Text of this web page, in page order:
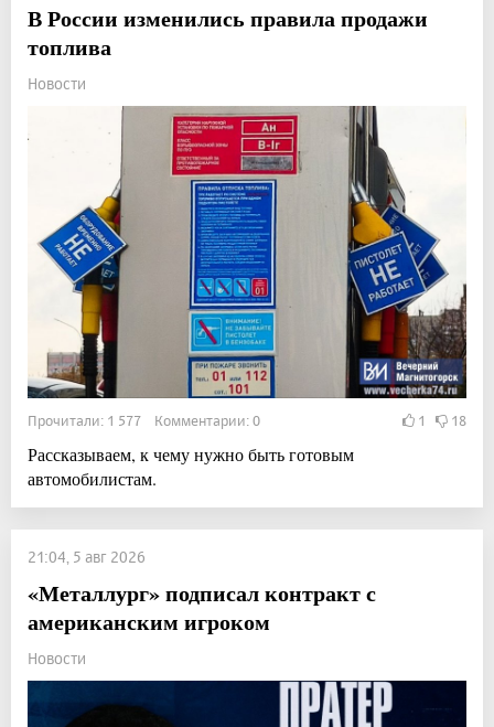
В России изменились правила продажи
топлива
Новости
Прочитали: 1 577 Комментарии: 0 1 18
Рассказываем, к чему нужно быть готовым
автомобилистам.
21:04, 5 авг 2026
«Металлург» подписал контракт с
американским игроком
Новости